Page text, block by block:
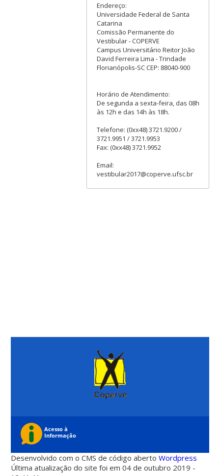
Endereço:
Universidade Federal de Santa
Catarina
Comissão Permanente do
Vestibular - COPERVE
Campus Universitário Reitor João
David Ferreira Lima - Trindade
Florianópolis-SC CEP: 88040-900
Horário de Atendimento:
De segunda a sexta-feira, das 08h
às 12h e das 14h às 18h.
Telefone: (0xx48) 3721.9200 /
3721.9951 / 3721.9953
Fax: (0xx48) 3721.9952
Email:
vestibular2017@coperve.ufsc.br
Desenvolvido com o CMS de código abertoWordpress
Última atualização do site foi em 04 de outubro 2019 -